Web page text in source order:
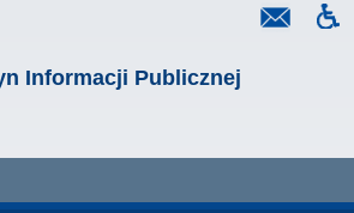
Informacji Publicznej